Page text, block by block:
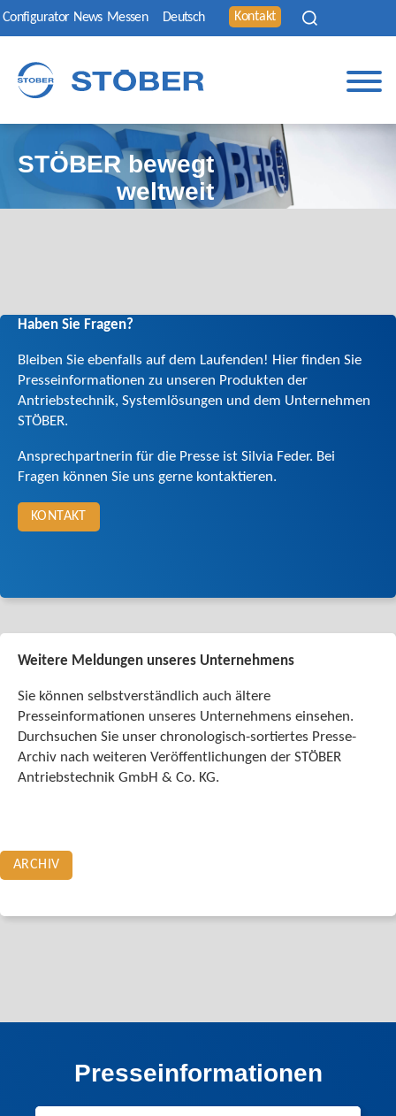
Configurator News Messen Deutsch Kontakt
STÖBER bewegt
weltweit
Haben Sie Fragen?
Bleiben Sie ebenfalls auf dem Laufenden! Hier finden Sie
Presse­informationen zu unseren Produkten der
Antriebstechnik, Systemlösungen und dem Unter­nehmen
STÖBER.
Ansprech­partnerin für die Presse ist Silvia Feder. Bei
Fragen können Sie uns gerne kontaktieren.
KONTAKT
Weitere Meldungen unseres Unternehmens
Sie können selbstverständlich auch ältere
Presseinformationen unseres Unternehmens ein­sehen.
Durchsuchen Sie unser chronologisch-sortiertes Presse-
Archiv nach weiteren Veröffent­lichungen der STÖBER
Antriebstechnik GmbH & Co. KG.
ARCHIV
Presseinformationen